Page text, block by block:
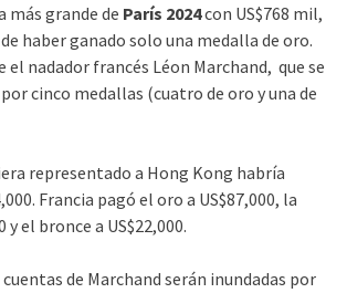
más grande de París 2024con US$768 mil,
haber ganado solo una medalla de oro.
el nadador francés Léon Marchand, que se
cinco medallas (cuatro de oro y una de
representado a Hong Kong habría
Francia pagó el oro a US$87,000, la
y el bronce a US$22,000.
de Marchand serán inundadas por